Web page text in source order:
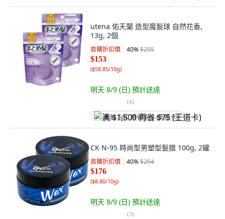
utena 佑天蘭 造型魔髮球 自然花香,
13g, 2個
首購折扣價 40%$255
$153
($58.85/10g)
明天 8/9 (日) 預計送達
(4)
满 $1,500 再省 $75 (王道卡)
CK N-95 時尚型男塑型髮腊 100g, 2罐
首購折扣價 40%$294
$176
($8.80/10g)
明天 8/9 (日) 預計送達
(3)